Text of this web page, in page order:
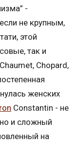
-
не крупным,
этой
так и
Chopard,
женских
Constantin - не
и сложный
на